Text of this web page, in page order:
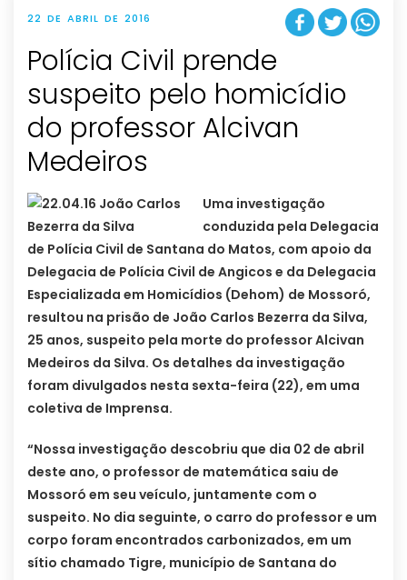
22 DE ABRIL DE 2016
Polícia Civil prende
suspeito pelo homicídio
do professor Alcivan
Uma investigação
conduzida pela Delegacia
de Polícia Civil de Santana do Matos, com apoio da
Delegacia de Polícia Civil de Angicos e da Delegacia
Especializada em Homicídios (Dehom) de Mossoró,
resultou na prisão de João Carlos Bezerra da Silva,
25 anos, suspeito pela morte do professor Alcivan
Medeiros da Silva. Os detalhes da investigação
foram divulgados nesta sexta-feira (22), em uma
coletiva de Imprensa.
“Nossa investigação descobriu que dia 02 de abril
deste ano, o professor de matemática saiu de
Mossoró em seu veículo, juntamente com o
suspeito. No dia seguinte, o carro do professor e um
corpo foram encontrados carbonizados, em um
sítio chamado Tigre, município de Santana do